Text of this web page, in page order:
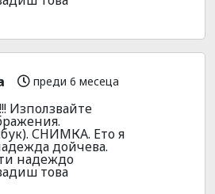
преди 6 месеца
Използвайте
СНИМКА. Ето я
дойчева.
надеждо
това